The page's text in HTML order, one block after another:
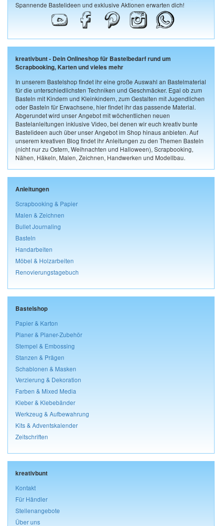
Spannende Bastelideen und exklusive Aktionen erwarten dich!
kreativbunt - Dein Onlineshop für Bastelbedarf rund um
Scrapbooking, Karten und vieles mehr
In unserem Bastelshop findet ihr eine große Auswahl an Bastelmaterial
für die unterschiedlichsten Techniken und Geschmäcker. Egal ob zum
Basteln mit Kindern und Kleinkindern, zum Gestalten mit Jugendlichen
oder Basteln für Erwachsene, hier findet ihr das passende Material.
Abgerundet wird unser Angebot mit wöchentlichen neuen
Bastelanleitungen inklusive Video, bei denen wir euch kreativ bunte
Bastelideen auch über unser Angebot im Shop hinaus anbieten. Auf
unserem kreativen Blog findet ihr Anleitungen zu den Themen Basteln
(nicht nur zu Ostern, Weihnachten und Halloween), Scrapbooking,
Nähen, Häkeln, Malen, Zeichnen, Handwerken und Modellbau.
Anleitungen
Scrapbooking & Papier
Malen & Zeichnen
Bullet Journaling
Basteln
Handarbeiten
Möbel & Holzarbeiten
Renovierungstagebuch
Bastelshop
Papier & Karton
Planer & Planer-Zubehör
Stempel & Embossing
Stanzen & Prägen
Schablonen & Masken
Verzierung & Dekoration
Farben & Mixed Media
Kleber & Klebebänder
Werkzeug & Aufbewahrung
Kits & Adventskalender
Zeitschriften
kreativbunt
Kontakt
Für Händler
Stellenangebote
Über uns